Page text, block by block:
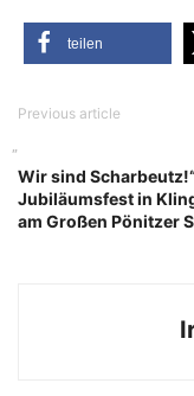
tei­len
Previous article
Wir sind
Jubiläumsfest in
am Großen Pönitzer